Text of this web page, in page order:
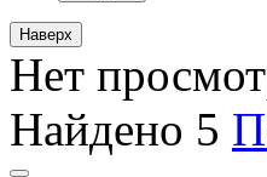
Наверх
Нет
Найдено 5